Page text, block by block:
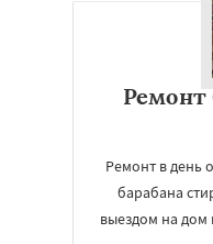
Ремонт
Ремонт в день
барабана
выездом на дом